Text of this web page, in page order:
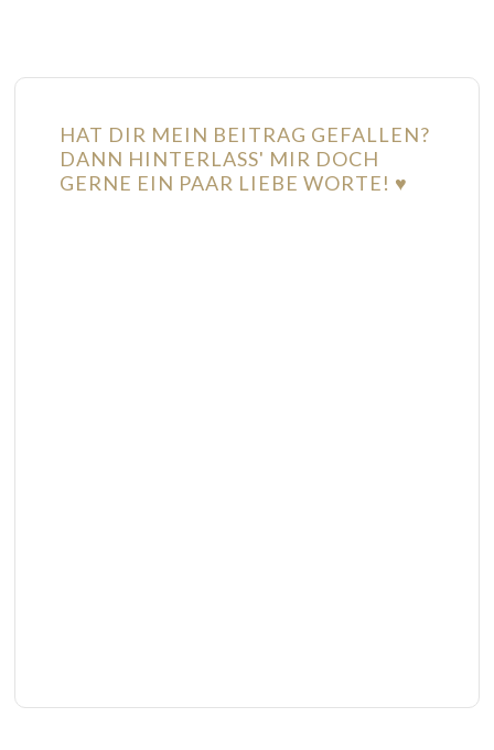
HAT DIR MEIN BEITRAG GEFALLEN?
DANN HINTERLASS' MIR DOCH
GERNE EIN PAAR LIEBE WORTE! ♥